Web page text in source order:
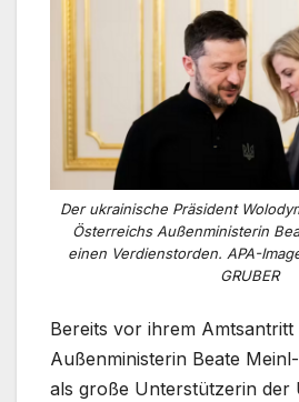
Der ukrainische Präsident
Österreichs Außenministerin
einen Verdienstorden. APA-
GRUBER
Bereits vor ihrem
Außenministerin Beate
als große Unterstützerin der